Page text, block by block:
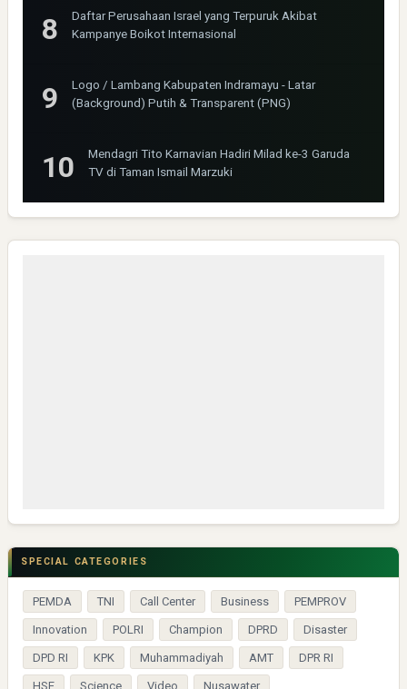
Daftar Perusahaan Israel yang Terpuruk Akibat
Kampanye Boikot Internasional
Logo / Lambang Kabupaten Indramayu - Latar
(Background) Putih & Transparent (PNG)
Mendagri Tito Karnavian Hadiri Milad ke-3 Garuda
TV di Taman Ismail Marzuki
SPECIAL CATEGORIES
PEMDA TNI Call Center Business PEMPROV
Innovation POLRI Champion DPRD Disaster
DPD RI KPK Muhammadiyah AMT DPR RI
HSE Science Video Nusawater